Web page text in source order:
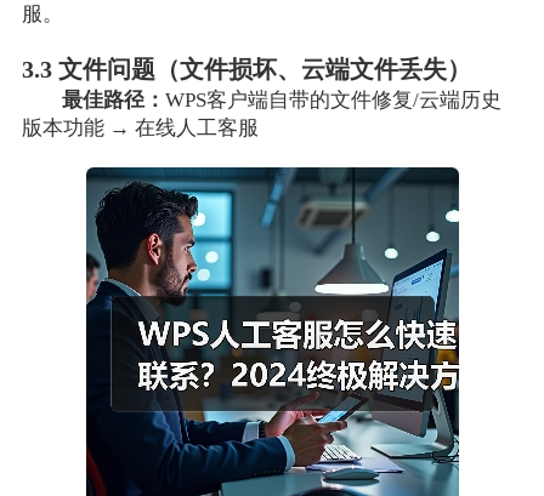
服。
3.3 文件问题（文件损坏、云端文件丢失）
最佳路径：WPS客户端自带的文件修复/云端历史
版本功能 → 在线人工客服